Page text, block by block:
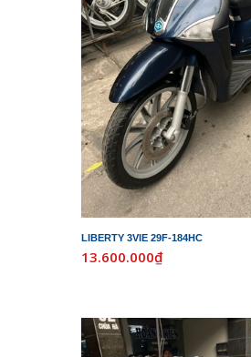
LIBERTY 3VIE 29F-184HC
13.600.000₫